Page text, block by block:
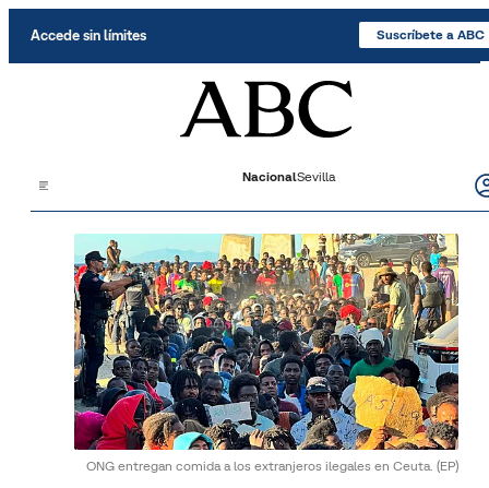
Accede sin límites Suscríbete a ABC
NacionalSevilla
ONG entregan comida a los extranjeros ilegales en Ceuta. (EP)